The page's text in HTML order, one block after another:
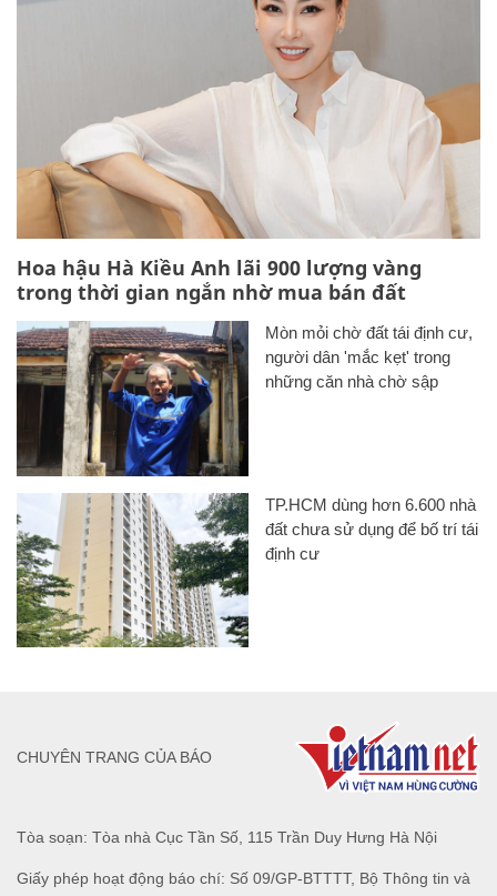
Hoa hậu Hà Kiều Anh lãi 900 lượng vàng
trong thời gian ngắn nhờ mua bán đất
Mòn mỏi chờ đất tái định cư,
người dân 'mắc kẹt' trong
những căn nhà chờ sập
TP.HCM dùng hơn 6.600 nhà
đất chưa sử dụng để bố trí tái
định cư
Tòa soạn: Tòa nhà Cục Tần Số, 115 Trần Duy Hưng Hà Nội
Giấy phép hoạt động báo chí: Số 09/GP-BTTTT, Bộ Thông tin và
CHUYÊN TRANG CỦA BÁO